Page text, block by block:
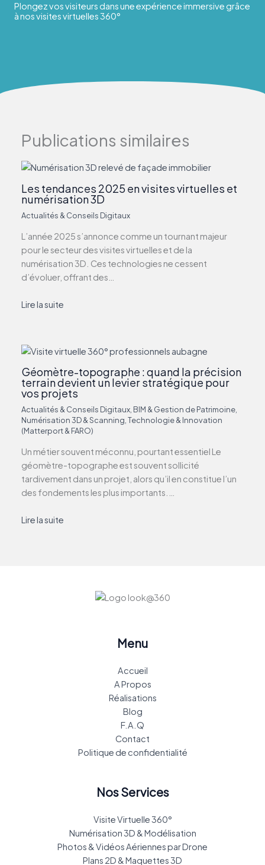
Plongez vos visiteurs dans une expérience immersive grâce
à nos visites virtuelles 360°
Publications similaires
Les tendances 2025 en visites virtuelles et
numérisation 3D
Actualités & Conseils Digitaux
L’année 2025 s’annonce comme un tournant majeur
pour le secteur des visites virtuelles et de la
numérisation 3D. Ces technologies ne cessent
d’évoluer, offrant des…
Lire la suite
Géomètre-topographe : quand la précision
terrain devient un levier stratégique pour
vos projets
Actualités & Conseils Digitaux, BIM & Gestion de Patrimoine,
Numérisation 3D & Scanning,Technologie & Innovation
(Matterport & FARO)
Un métier souvent méconnu, pourtant essentiel Le
géomètre-topographe est souvent sollicité
tardivement dans un projet, alors qu’il en constitue l’un
des fondements les plus importants.…
Lire la suite
Menu
Accueil
A Propos
Réalisations
Blog
F.A.Q
Contact
Politique de confidentialité
Nos Services
Visite Virtuelle 360°
Numérisation 3D & Modélisation
Photos & Vidéos Aériennes par Drone
Plans 2D & Maquettes 3D